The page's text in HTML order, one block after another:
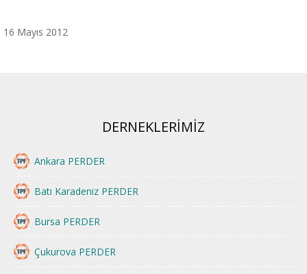
16 Mayıs 2012
DERNEKLERİMİZ
Ankara PERDER
Batı Karadeniz PERDER
Bursa PERDER
Çukurova PERDER